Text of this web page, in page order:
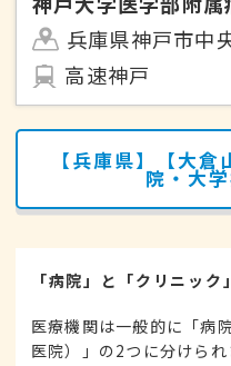
兵庫県神戸市中
高速神戸
【兵庫県】【大
院・大
「病院」と「クリニッ
医療機関は一般的に「病
医院）」の2つに分けら